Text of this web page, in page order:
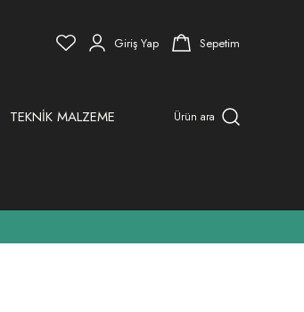
Giriş Yap Sepetim
TEKNİK MALZEME Ürün ara